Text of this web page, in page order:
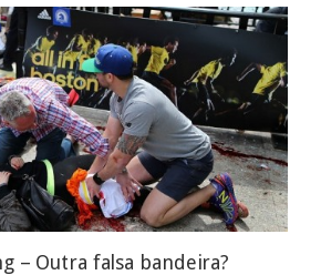
– Outra falsa bandeira?